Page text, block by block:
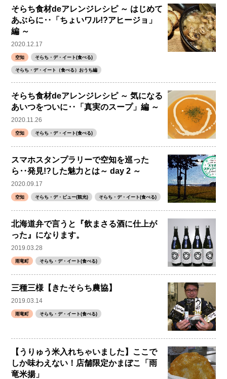
そらち食材deアレンジレシピ ～ はじめて
あぶらに‥「ちょいワル!?アヒージョ」
編 ～
2020.12.17
空知 そらち・デ・イート(食べる)
そらち・デ・イート（食べる）おうち編
そらち食材deアレンジレシピ ～ 気になる
あいつをついに‥「真実のスープ」編 ～
2020.11.26
空知 そらち・デ・イート(食べる)
スマホスタンプラリーで空知を巡った
ら‥発見!?した魅力とは～ day 2 ～
2020.09.17
空知 そらち・デ・ビュー(観光) そらち・デ・イート(食べる)
北海道弁で言うと『飲まさる酒に仕上が
った』になります。
2019.03.28
雨竜町 そらち・デ・イート(食べる)
三種三様【きたそらち農協】
2019.03.14
雨竜町 そらち・デ・イート(食べる)
【うりゅう米入れちゃいました】ここで
しか味わえない！店舗限定かまぼこ「雨
竜米揚」